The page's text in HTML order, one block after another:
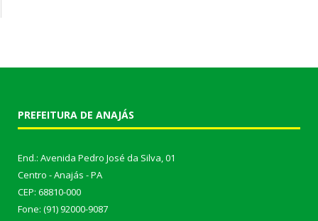
PREFEITURA DE ANAJÁS
End.: Avenida Pedro José da Silva, 01
Centro - Anajás - PA
CEP: 68810-000
Fone: (91) 92000-9087